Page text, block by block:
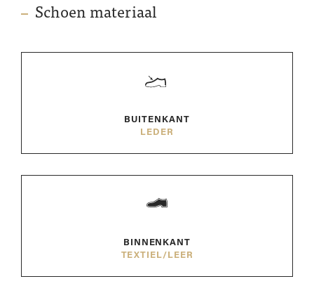
Schoen materiaal
BUITENKANT
LEDER
BINNENKANT
TEXTIEL/LEER